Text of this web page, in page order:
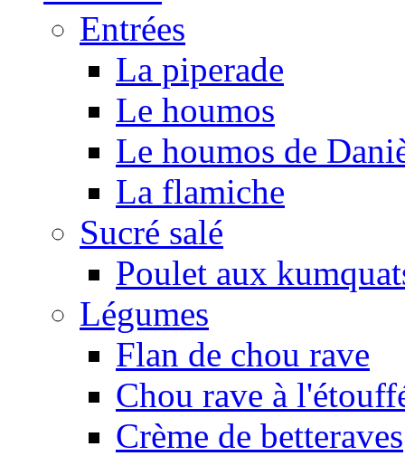
Entrées
La piperade
Le houmos
Le houmos de
La flamiche
Sucré salé
Poulet aux
Légumes
Flan de chou rave
Chou rave à
Crème de betteraves